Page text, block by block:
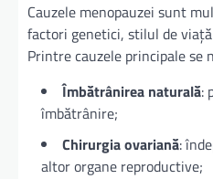
Cauzele menopauzei sunt
factori genetici, stilul de
Printre cauzele principale se
Îmbătrânirea naturală:
îmbătrânire;
Chirurgia ovariană:
altor organe reproductive;